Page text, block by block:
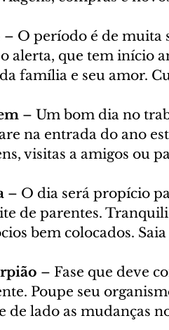
– O período é de muita
alerta, que tem início
família e seu amor.
– Um bom dia no
na entrada do ano
visitas a amigos ou
– O dia será propício
de parentes.
bem colocados.
– Fase que deve
Poupe seu
de lado as mudanças